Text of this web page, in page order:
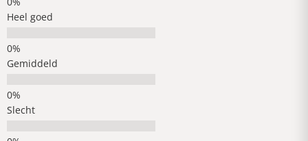
Heel goed
Gemiddeld
Slecht